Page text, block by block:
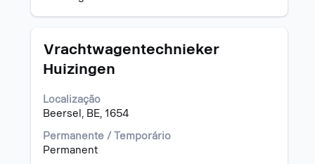
visualizar
as
informações
dela.
Título
Vrachtwagentechnieker
Huizingen
Localização
Beersel, BE, 1654
Permanente / Temporário
Permanent
Selecione
vaga
a
barra
de
espaço